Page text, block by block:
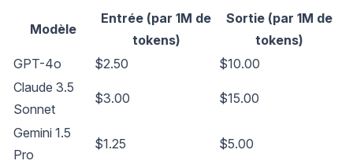
Modèle
Entrée (par 1M de
tokens)
Sortie (par 1M de
tokens)
GPT-4o
$2.50
$10.00
Claude 3.5
Sonnet
$3.00 $15.00
Gemini 1.5
Pro
$1.25 $5.00